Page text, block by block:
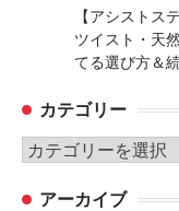
【アシストス
ツイスト・天
てる選び方＆
カテゴリー
カ
ゴ アーカイブ